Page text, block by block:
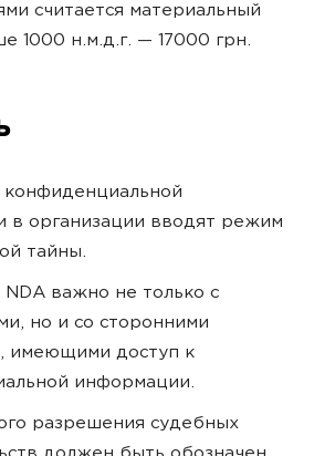
считается материальный
1000 н.м.д.г. — 17000 грн.
в организации вводят режим
тайны.
важно не только с
но и со сторонними
имеющими доступ к
информации.
разрешения судебных